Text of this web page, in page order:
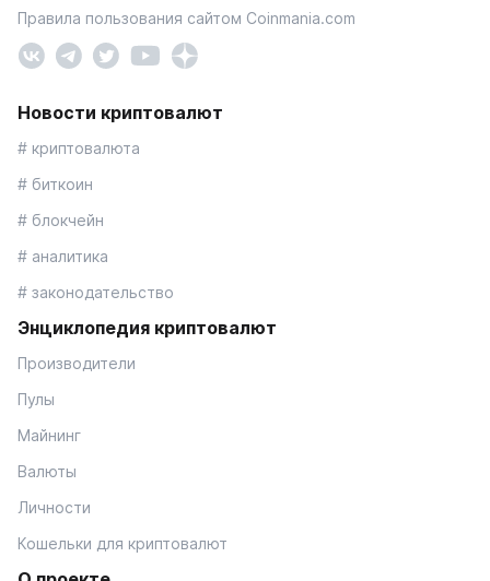
Правила пользования сайтом Coinmania.com
Новости криптовалют
# криптовалюта
# биткоин
# блокчейн
# аналитика
# законодательство
Энциклопедия криптовалют
Производители
Пулы
Майнинг
Валюты
Личности
Кошельки для криптовалют